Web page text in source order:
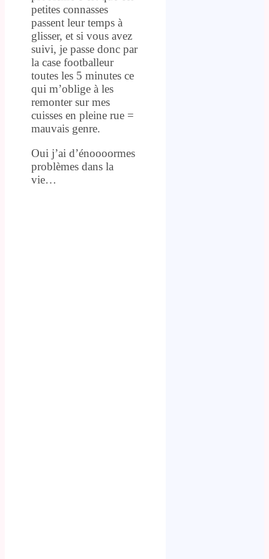
petites connasses
passent leur temps à
glisser, et si vous avez
suivi, je passe donc par
la case footballeur
toutes les 5 minutes ce
qui m’oblige à les
remonter sur mes
cuisses en pleine rue =
mauvais genre.
Oui j’ai d’énoooormes
problèmes dans la
vie…